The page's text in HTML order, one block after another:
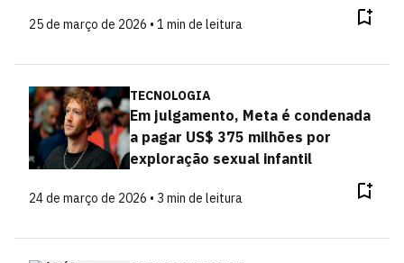
25 de março de 2026 • 1 min de leitura
TECNOLOGIA
Em julgamento, Meta é condenada
a pagar US$ 375 milhões por
exploração sexual infantil
24 de março de 2026 • 3 min de leitura